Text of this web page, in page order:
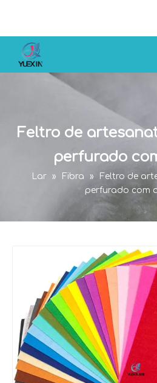
Feltro de
perfurado
Lar » Fibra »
Feltro de
perfurado com